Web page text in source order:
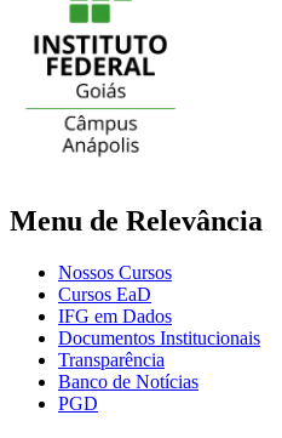
Menu de Relevância
Nossos Cursos
Cursos EaD
IFG em Dados
Documentos Institucionais
Transparência
Banco de Notícias
PGD